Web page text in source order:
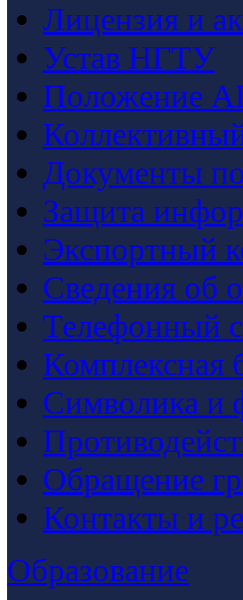
Лицензия и
Устав НГТУ
Положение
Документы
Защита
Экспортный
Сведения об
Телефонный
Комплексная
Символика и
Обращение
Контакты и
Образование